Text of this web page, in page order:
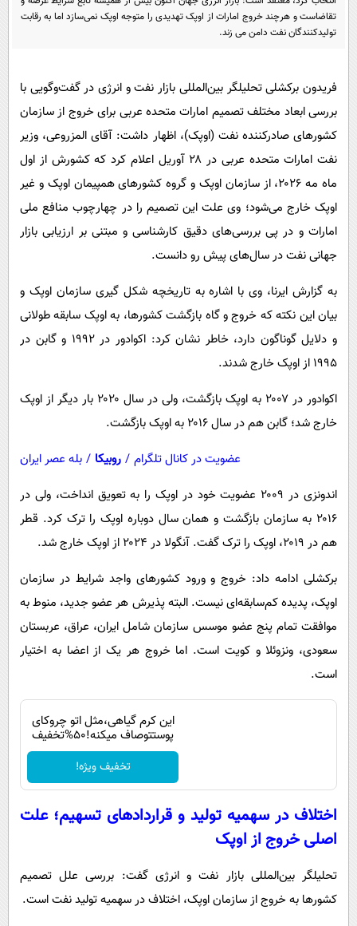
سرگرمی
حوادث
سلامت
فرهنگی
بین الملل
سیاست خارجی
پیامک
دانلود
تقاضاست و هرچند خروج امارات از اوپک تهدیدی را متوجه اوپک نمی‌سازد اما به رقابت
تولیدکنندگان نفت دامن می زند.
فریدون برکشلی تحلیلگر بین‌المللی بازار نفت و انرژی در گفت‌وگویی با
بررسی ابعاد مختلف تصمیم امارات متحده عربی برای خروج از سازمان
کشورهای صادرکننده نفت (اوپک)، اظهار داشت: آقای المزروعی، وزیر
نفت امارات متحده عربی در ۲۸ آوریل اعلام کرد که کشورش از اول
ماه مه ۲۰۲۶، از سازمان اوپک و گروه کشورهای همپیمان اوپک و غیر
اوپک خارج می‌شود؛ وی علت این تصمیم را در چهارچوب منافع ملی
امارات و در پی بررسی‌های دقیق کارشناسی و مبتنی بر ارزیابی بازار
جهانی نفت در سال‌های پیش رو دانست.
به گزارش ایرنا، وی با اشاره به تاریخچه شکل گیری سازمان اوپک و
بیان این نکته که خروج و گاه بازگشت کشورها، به اوپک سابقه طولانی
و دلایل گوناگون دارد، خاطر نشان کرد: اکوادور در ۱۹۹۲ و گابن در
۱۹۹۵ از اوپک خارج شدند.
اکوادور در ۲۰۰۷ به اوپک بازگشت، ولی در سال ۲۰۲۰ بار دیگر از اوپک
خارج شد؛ گابن هم در سال ۲۰۱۶ به اوپک بازگشت.
عضویت در کانال تلگرام / روبیکا / بله عصر ایران
اندونزی در ۲۰۰۹ عضویت خود در اوپک را به تعویق انداخت، ولی در
۲۰۱۶ به سازمان بازگشت و همان سال دوباره اوپک را ترک کرد. قطر
هم در ۲۰۱۹، اوپک را ترک گفت. آنگولا در ۲۰۲۴ از اوپک خارج شد.
برکشلی ادامه داد: خروج و ورود کشورهای واجد شرایط در سازمان
اوپک، پدیده کم‌سابقه‌ای نیست. البته پذیرش هر عضو جدید، منوط به
موافقت تمام پنج عضو موسس سازمان شامل ایران، عراق، عربستان
سعودی، ونزوئلا و کویت است. اما خروج هر یک از اعضا به اختیار
است.
این کرم گیاهی،مثل اتو چروکای
پوستتوصاف میکنه!50%تخفیف
تخفیف ویژه!
اختلاف در سهمیه تولید و قراردادهای تسهیم؛ علت
اصلی خروج از اوپک
تحلیلگر بین‌المللی بازار نفت و انرژی گفت: بررسی علل تصمیم
کشورها به خروج از سازمان اوپک، اختلاف در سهمیه تولید نفت است.